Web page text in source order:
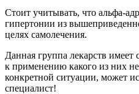
Стоит учитывать, что альфа-
гипертонии из
целях самолечения.
Данная группа лекарств
к применению какого из них
конкретной ситуации, может
специалист!